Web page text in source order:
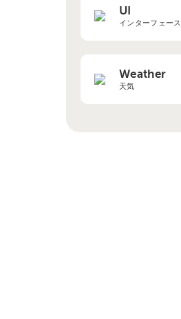
UI
インターフェース
Weather
天気